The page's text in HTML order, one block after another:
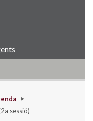
sessió)